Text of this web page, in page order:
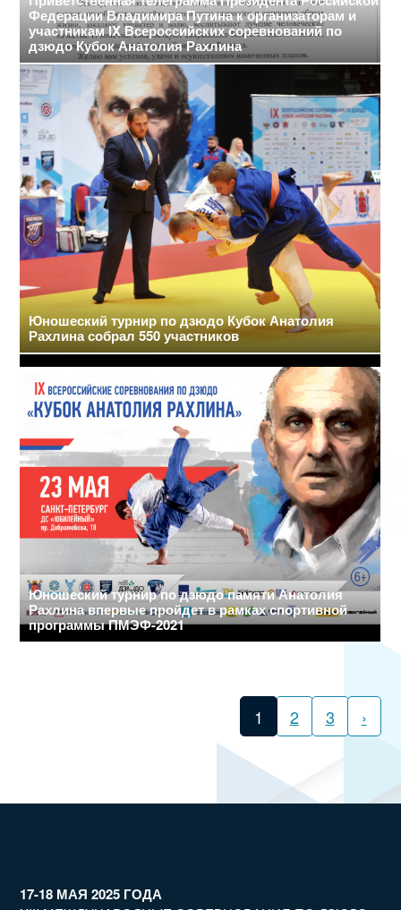
Федерации Владимира Путина к организаторам и
участникам IX Всероссийских соревнований по
дзюдо Кубок Анатолия Рахлина
Юношеский турнир по дзюдо Кубок Анатолия
Рахлина собрал 550 участников
Юношеский турнир по дзюдо памяти Анатолия
Рахлина впервые пройдет в рамках спортивной
программы ПМЭФ-2021
1 2 3 ›
17-18 МАЯ 2025 ГОДА